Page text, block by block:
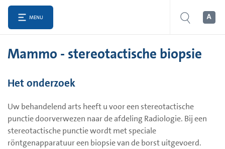
MENU
Mammo - stereotactische biopsie
Het onderzoek
Uw behandelend arts heeft u voor een stereotactische
punctie doorverwezen naar de afdeling Radiologie. Bij een
stereotactische punctie wordt met speciale
röntgenapparatuur een biopsie van de borst uitgevoerd.